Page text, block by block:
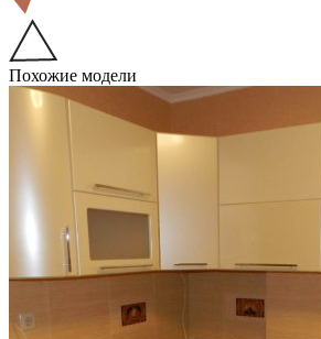
Похожие модели